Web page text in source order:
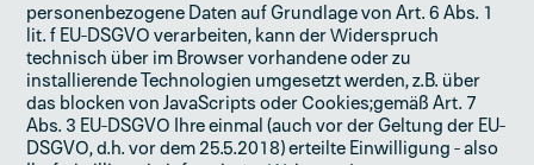
personenbezogene Daten auf Grundlage von Art. 6 Abs. 1
lit. f EU-DSGVO verarbeiten, kann der Widerspruch
technisch über im Browser vorhandene oder zu
installierende Technologien umgesetzt werden, z.B. über
das blocken von JavaScripts oder Cookies;gemäß Art. 7
Abs. 3 EU-DSGVO Ihre einmal (auch vor der Geltung der EU-
DSGVO, d.h. vor dem 25.5.2018) erteilte Einwilligung - also